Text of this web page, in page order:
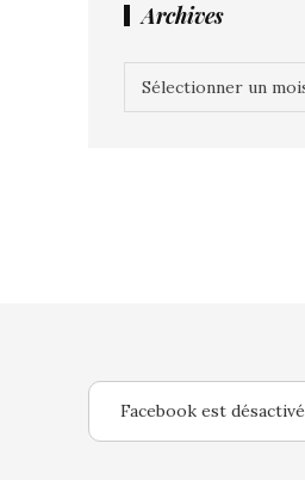
Archives
Facebook est désactivé